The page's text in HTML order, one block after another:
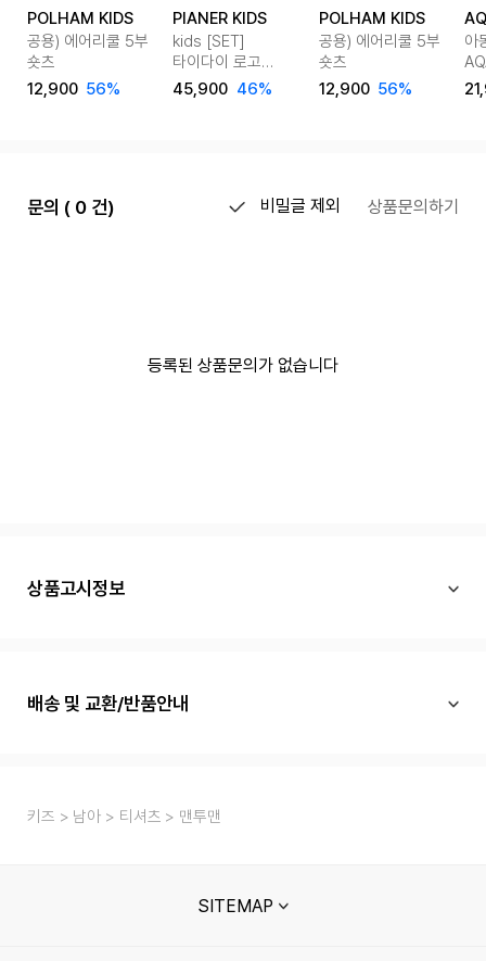
POLHAM KIDS
공용) 에어리쿨 5부
숏츠
12,900 56%
PIANER KIDS
kids [SET]
타이다이 로고
맨투맨&스트링 팬츠
셋업 2color
45,900 46%
POLHAM KIDS
공용) 에어리쿨 5부
숏츠
12,900 56%
아
반
문의 ( 0 건) 비밀글 제외 상품문의하기
등록된 상품문의가 없습니다
상품고시정보
배송 및 교환/반품안내
키즈 남아 티셔츠 맨투맨
SITEMAP